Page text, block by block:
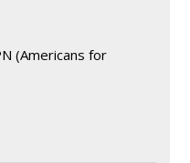
(Americans for